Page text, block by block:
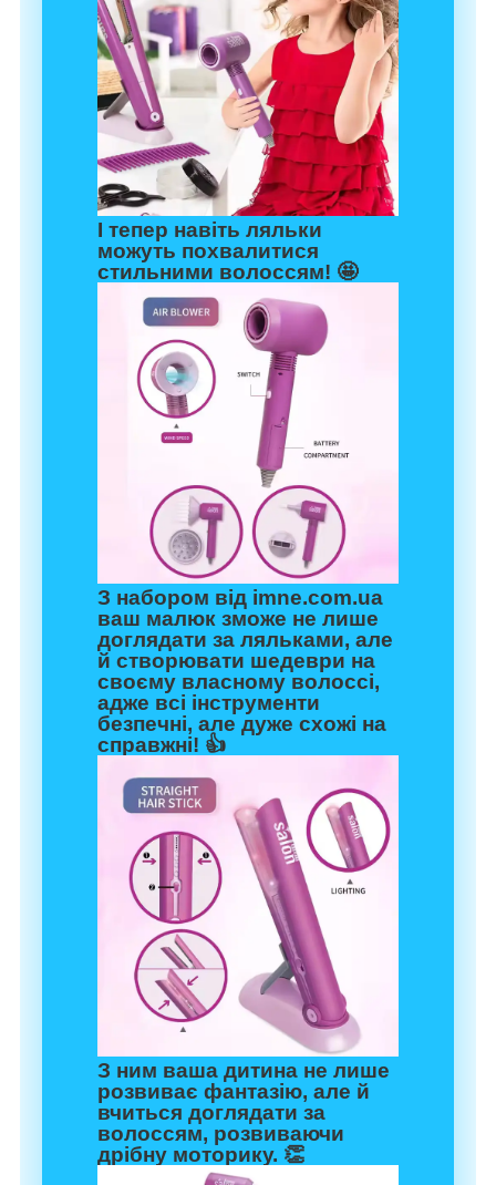
І тепер навіть ляльки
можуть похвалитися
стильними волоссям! 🤩
З набором від imne.com.ua
ваш малюк зможе не лише
доглядати за ляльками, але
й створювати шедеври на
своєму власному волоссі,
адже всі інструменти
безпечні, але дуже схожі на
справжні! 👍
З ним ваша дитина не лише
розвиває фантазію, але й
вчиться доглядати за
волоссям, розвиваючи
дрібну моторику. 👏